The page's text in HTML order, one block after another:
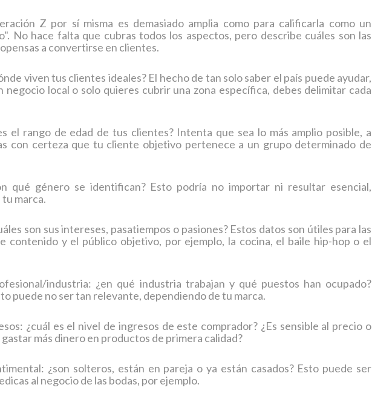
Z por sí misma es demasiado amplia como para calificarla como un
No hace falta que cubras todos los aspectos, pero describe cuáles son las
a convertirse en clientes.
viven tus clientes ideales? El hecho de tan solo saber el país puede ayudar,
negocio local o solo quieres cubrir una zona específica, debes delimitar cada
el rango de edad de tus clientes? Intenta que sea lo más amplio posible, a
con certeza que tu cliente objetivo pertenece a un grupo determinado de
qué género se identifican? Esto podría no importar ni resultar esencial,
marca.
son sus intereses, pasatiempos o pasiones? Estos datos son útiles para las
contenido y el público objetivo, por ejemplo, la cocina, el baile hip-hop o el
industria: ¿en qué industria trabajan y qué puestos han ocupado?
puede no ser tan relevante, dependiendo de tu marca.
¿cuál es el nivel de ingresos de este comprador? ¿Es sensible al precio o
más dinero en productos de primera calidad?
¿son solteros, están en pareja o ya están casados? Esto puede ser
al negocio de las bodas, por ejemplo.